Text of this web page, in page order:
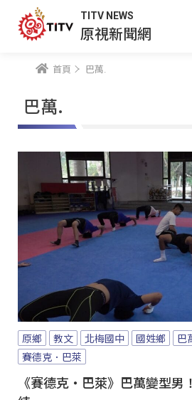
TITV NEWS
原視新聞網
首頁 巴萬.
巴萬.
原鄉 教文 北梅國中 國姓鄉 巴
賽德克．巴萊
《賽德克‧巴萊》巴萬變型男